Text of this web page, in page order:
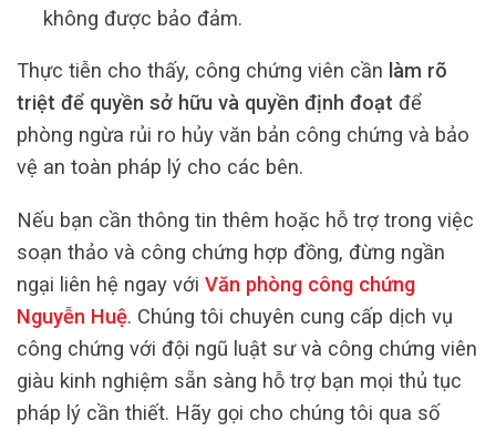
không được bảo đảm.
Thực tiễn cho thấy, công chứng viên cần làm rõ
triệt để quyền sở hữu và quyền định đoạt để
phòng ngừa rủi ro hủy văn bản công chứng và bảo
vệ an toàn pháp lý cho các bên.
Nếu bạn cần thông tin thêm hoặc hỗ trợ trong việc
soạn thảo và công chứng hợp đồng, đừng ngần
ngại liên hệ ngay với Văn phòng công chứng
Nguyễn Huệ. Chúng tôi chuyên cung cấp dịch vụ
công chứng với đội ngũ luật sư và công chứng viên
giàu kinh nghiệm sẵn sàng hỗ trợ bạn mọi thủ tục
pháp lý cần thiết. Hãy gọi cho chúng tôi qua số